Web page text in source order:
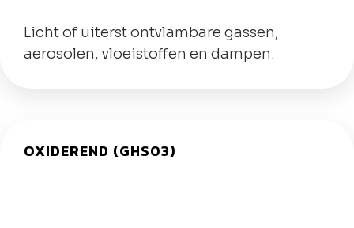
Licht of uiterst ontvlambare gassen,
aerosolen, vloeistoffen en dampen.
OXIDEREND (GHS03)